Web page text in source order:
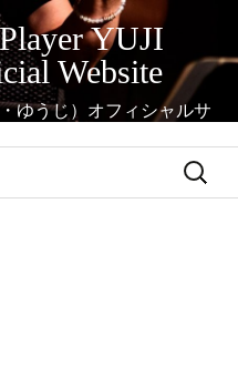
YUJI
Website
ゆうじ）オフィシャルサ
検